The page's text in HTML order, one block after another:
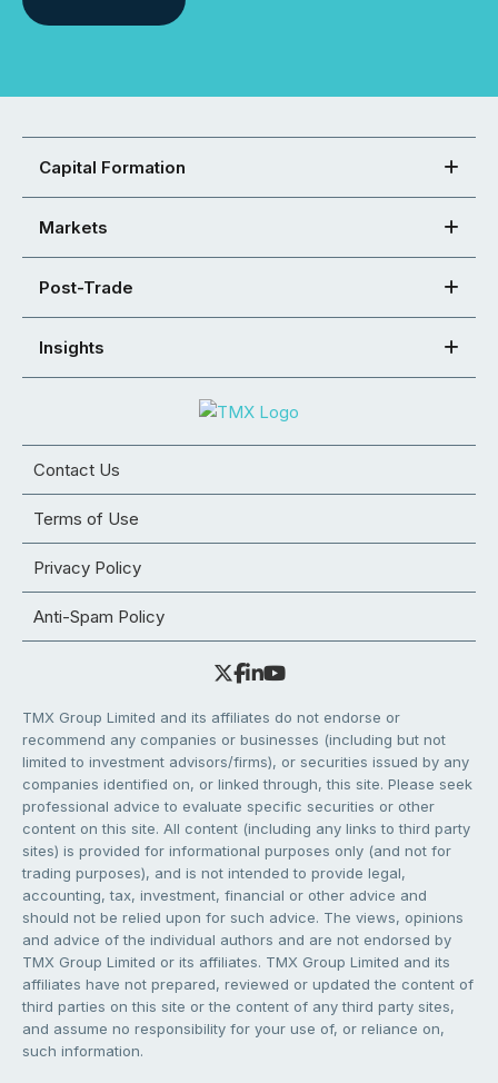
Capital Formation
Markets
Post-Trade
Insights
Contact Us
Terms of Use
Privacy Policy
Anti-Spam Policy
TMX Group Limited and its affiliates do not endorse or
recommend any companies or businesses (including but not
limited to investment advisors/firms), or securities issued by any
companies identified on, or linked through, this site. Please seek
professional advice to evaluate specific securities or other
content on this site. All content (including any links to third party
sites) is provided for informational purposes only (and not for
trading purposes), and is not intended to provide legal,
accounting, tax, investment, financial or other advice and
should not be relied upon for such advice. The views, opinions
and advice of the individual authors and are not endorsed by
TMX Group Limited or its affiliates. TMX Group Limited and its
affiliates have not prepared, reviewed or updated the content of
third parties on this site or the content of any third party sites,
and assume no responsibility for your use of, or reliance on,
such information.